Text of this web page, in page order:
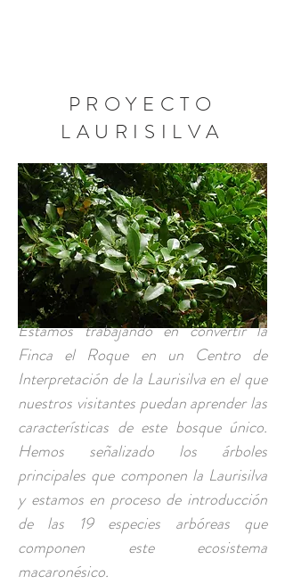
PROYECTO
LAURISILVA
Estamos trabajando en convertir la
Finca el Roque en un Centro de
Interpretación de la Laurisilva en el que
nuestros visitantes puedan aprender las
características de este bosque único.
Hemos señalizado los árboles
principales que componen la Laurisilva
y estamos en proceso de introducción
de las 19 especies arbóreas que
componen este ecosistema
macaronésico.